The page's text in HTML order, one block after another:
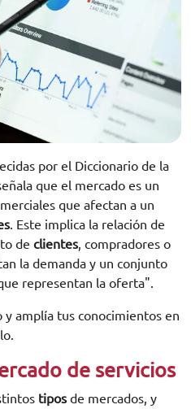
por el Diccionario de la
que el mercado es un
que afectan a un
. Este implica la relación de
de clientes, compradores o
la demanda y un conjunto
representan la oferta".
amplía tus conocimientos en
de servicios
tipos de mercados, y